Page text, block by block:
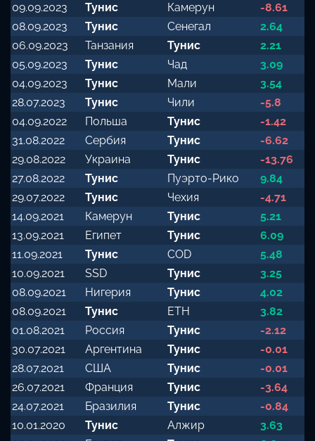
09.09.2023
Тунис Камерун
-8.61
08.09.2023
Тунис Сенегал
2.64
06.09.2023
Танзания Тунис
2.21
05.09.2023
Тунис Чад
3.09
04.09.2023
Тунис Мали
3.54
28.07.2023
Тунис Чили
-5.8
04.09.2022
Польша Тунис
-1.42
31.08.2022
Сербия Тунис
-6.62
29.08.2022
Украина Тунис
-13.76
27.08.2022
Тунис Пуэрто-Рико
9.84
29.07.2022
Тунис Чехия
-4.71
14.09.2021
Камерун Тунис
5.21
13.09.2021
Египет Тунис
6.09
11.09.2021
Тунис COD
5.48
10.09.2021
SSD Тунис
3.25
08.09.2021
Нигерия Тунис
4.02
08.09.2021
Тунис ETH
3.82
01.08.2021
Россия Тунис
-2.12
30.07.2021
Аргентина Тунис
-0.01
28.07.2021
США Тунис
-0.01
26.07.2021
Франция Тунис
-3.64
24.07.2021
Бразилия Тунис
-0.84
10.01.2020
Тунис Алжир
3.63